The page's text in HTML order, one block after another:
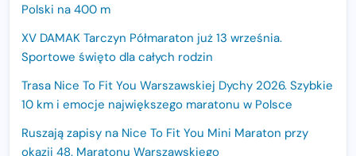
Polski na 400 m
XV DAMAK Tarczyn Półmaraton już 13 września.
Sportowe święto dla całych rodzin
Trasa Nice To Fit You Warszawskiej Dychy 2026. Szybkie
10 km i emocje największego maratonu w Polsce
Ruszają zapisy na Nice To Fit You Mini Maraton przy
okazji 48. Maratonu Warszawskiego